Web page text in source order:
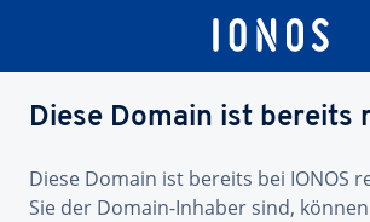
Diese Domain ist bereits
Diese Domain ist bereits bei IONOS
Sie der Domain-Inhaber sind,